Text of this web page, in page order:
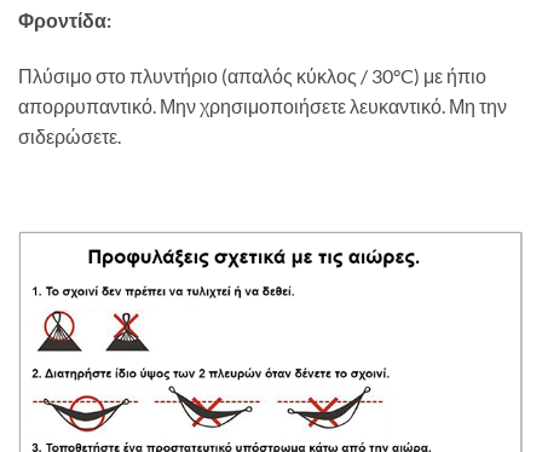
Φροντίδα:
Πλύσιμο στο πλυντήριο (απαλός κύκλος / 30°C) με ήπιο
απορρυπαντικό. Μην χρησιμοποιήσετε λευκαντικό. Μη την
σιδερώσετε.